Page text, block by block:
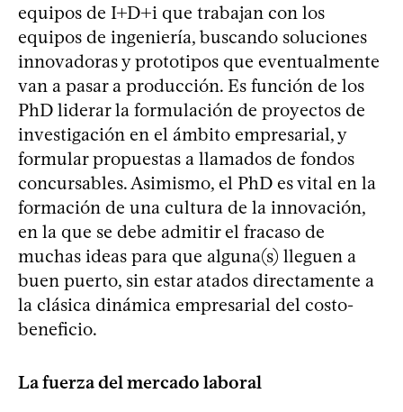
equipos de I+D+i que trabajan con los
equipos de ingeniería, buscando soluciones
innovadoras y prototipos que eventualmente
van a pasar a producción. Es función de los
PhD liderar la formulación de proyectos de
investigación en el ámbito empresarial, y
formular propuestas a llamados de fondos
concursables. Asimismo, el PhD es vital en la
formación de una cultura de la innovación,
en la que se debe admitir el fracaso de
muchas ideas para que alguna(s) lleguen a
buen puerto, sin estar atados directamente a
la clásica dinámica empresarial del costo-
beneficio.
La fuerza del mercado laboral